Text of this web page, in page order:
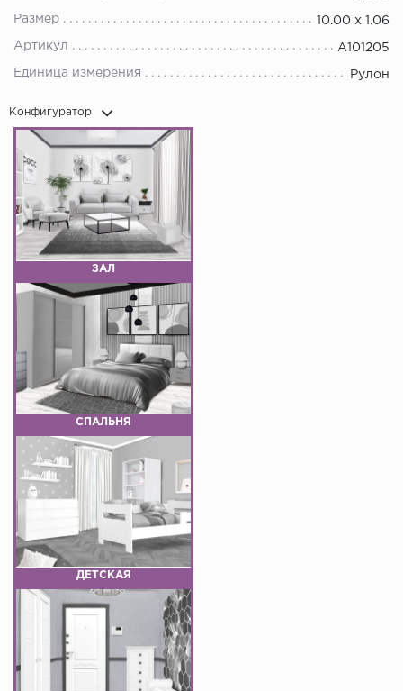
Размер 10.00 х 1.06
Артикул A101205
Единица измерения Рулон
Конфигуратор
ЗАЛ
СПАЛЬНЯ
ДЕТСКАЯ